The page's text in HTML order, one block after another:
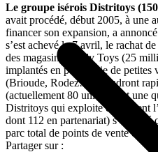
Le groupe isérois Distritoys
avait procédé, début 2005, à une
financer son expansion, a
s’est achevé le 7 avril, le rachat
des magasins Teddy Toys (25
implantés en périphérie de petites
(Brioude, Rodez…) prendront
(actuellement 80 unités dont une
Distritoys qui exploite également
dont 112 en partenariat) s’est
parc total de points de vente d’ici
Partager sur :